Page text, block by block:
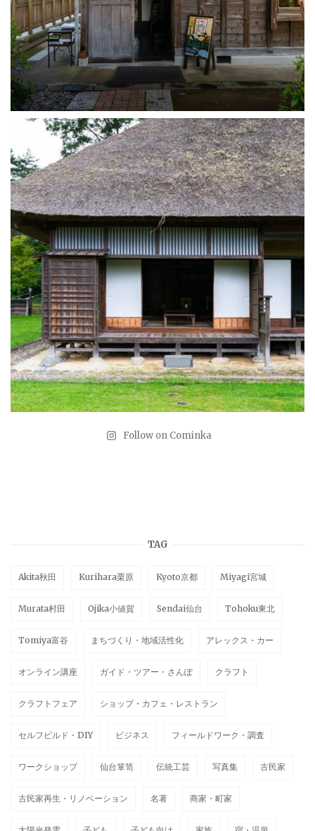
Follow on Cominka
TAG
Akita秋田 Kurihara栗原 Kyoto京都 Miyagi宮城
Murata村田 Ojika小値賀 Sendai仙台 Tohoku東北
Tomiya富谷 まちづくり・地域活性化 アレックス・カー
オンライン講座 ガイド・ツアー・さんぽ クラフト
クラフトフェア ショップ・カフェ・レストラン
セルフビルド・DIY ビジネス フィールドワーク・調査
ワークショップ 仙台箪笥 伝統工芸 写真集 古民家
古民家再生・リノベーション 名著 商家・町家